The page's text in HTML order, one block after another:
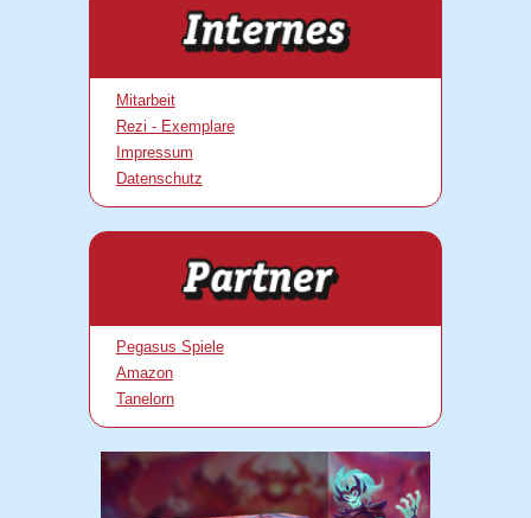
Mitarbeit
Rezi - Exemplare
Impressum
Datenschutz
Pegasus Spiele
Amazon
Tanelorn